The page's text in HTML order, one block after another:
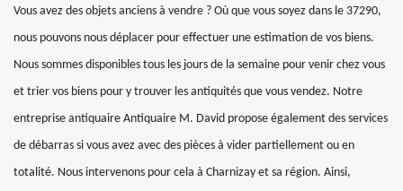
Vous avez des objets anciens à vendre ? Où que vous soyez dans le 37290,
nous pouvons nous déplacer pour effectuer une estimation de vos biens.
Nous sommes disponibles tous les jours de la semaine pour venir chez vous
et trier vos biens pour y trouver les antiquités que vous vendez. Notre
entreprise antiquaire Antiquaire M. David propose également des services
de débarras si vous avez avec des pièces à vider partiellement ou en
totalité. Nous intervenons pour cela à Charnizay et sa région. Ainsi,